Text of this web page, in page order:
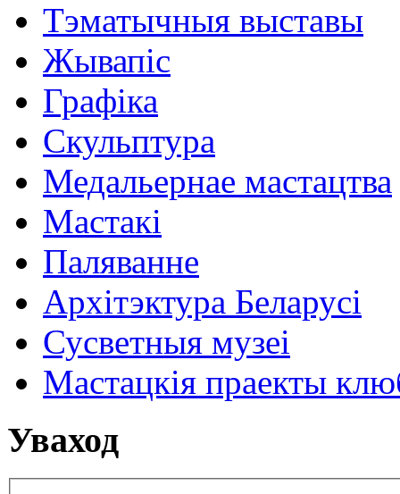
Тэматычныя выставы
Жывапіс
Графіка
Скульптура
Медальернае мастацтва
Мастакі
Паляванне
Архітэктура Беларусі
Сусветныя музеі
Мастацкія праекты
Уваход